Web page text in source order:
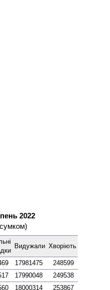
2022
Виду­жали Хворіють
17981475 248599
17990048 249538
18000314 253867